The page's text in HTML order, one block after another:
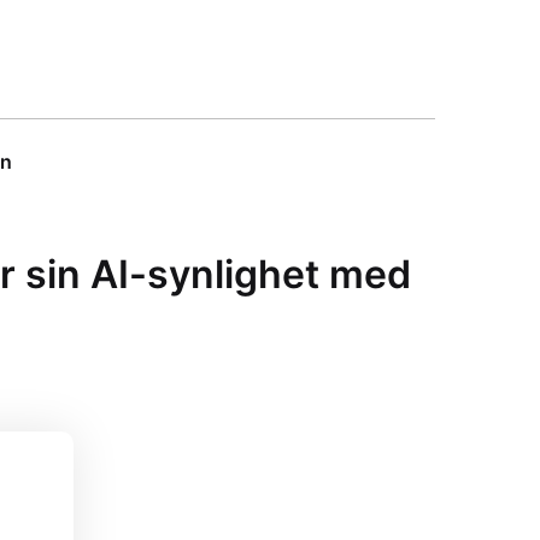
sin AI-synlighet med